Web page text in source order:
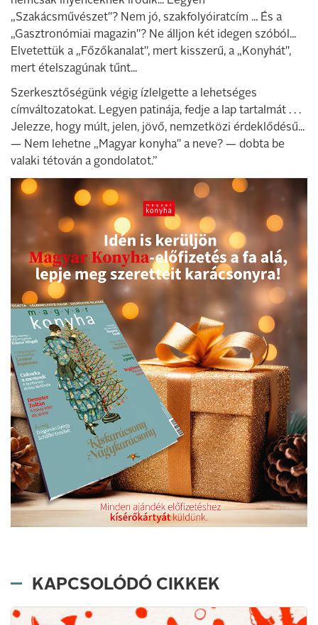
„Szakácsművészet"? Nem jó, szakfolyóiratcím ... És a
„Gasztronómiai magazin"? Ne álljon két idegen szóból...
Elvetettük a „Főzőkanalat", mert kisszerű, a „Konyhát",
mert ételszagúnak tűnt...
Szerkesztőségünk végig ízlelgette a lehetséges
címváltozatokat. Legyen patinája, fedje a lap tartalmát . . .
Jelezze, hogy múlt, jelen, jövő, nemzetközi érdeklődésű...
— Nem lehetne „Magyar konyha" a neve? — dobta be
valaki tétován a gondolatot.”
KAPCSOLÓDÓ CIKKEK